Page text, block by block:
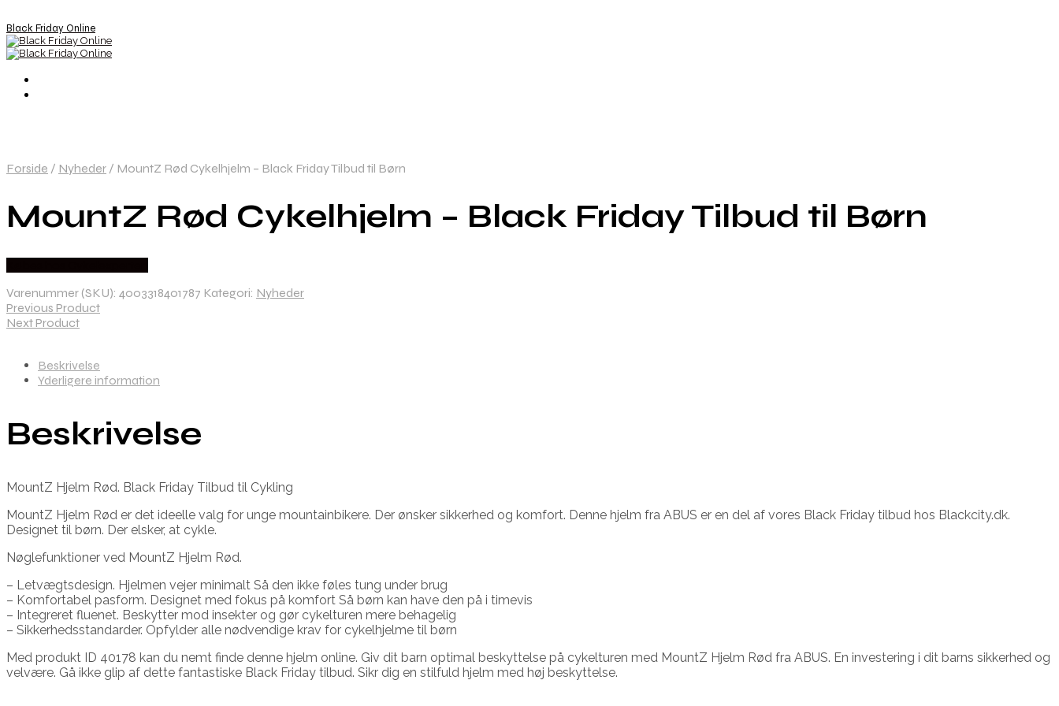
Black Friday Online
Forside / Nyheder / MountZ Rød Cykelhjelm – Black Friday Tilbud til Børn
MountZ Rød Cykelhjelm – Black Friday Tilbud til Børn
Varenummer (SKU): 4003318401787 Kategori: Nyheder
Previous Product
Next Product
Beskrivelse
Yderligere information
Beskrivelse
MountZ Hjelm Rød. Black Friday Tilbud til Cykling
MountZ Hjelm Rød er det ideelle valg for unge mountainbikere. Der ønsker sikkerhed og komfort. Denne hjelm fra ABUS er en del af vores Black Friday tilbud hos Blackcity.dk.
Designet til børn. Der elsker, at cykle.
Nøglefunktioner ved MountZ Hjelm Rød.
– Letvægtsdesign. Hjelmen vejer minimalt Så den ikke føles tung under brug
– Komfortabel pasform. Designet med fokus på komfort Så børn kan have den på i timevis
– Integreret fluenet. Beskytter mod insekter og gør cykelturen mere behagelig
– Sikkerhedsstandarder. Opfylder alle nødvendige krav for cykelhjelme til børn
Med produkt ID 40178 kan du nemt finde denne hjelm online. Giv dit barn optimal beskyttelse på cykelturen med MountZ Hjelm Rød fra ABUS. En investering i dit barns sikkerhed og
velvære. Gå ikke glip af dette fantastiske Black Friday tilbud. Sikr dig en stilfuld hjelm med høj beskyttelse.